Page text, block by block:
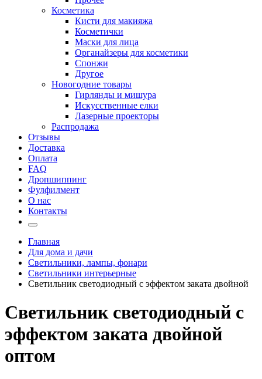
Косметика
Кисти для макияжа
Косметички
Маски для лица
Органайзеры для косметики
Спонжи
Другое
Новогодние товары
Гирлянды и мишура
Искусственные елки
Лазерные проекторы
Распродажа
Отзывы
Доставка
Оплата
FAQ
Дропшиппинг
Фулфилмент
О нас
Контакты
Главная
Для дома и дачи
Светильники, лампы, фонари
Светильники интерьерные
Светильник светодиодный с эффектом заката двойной
Светильник светодиодный с
эффектом заката двойной
оптом